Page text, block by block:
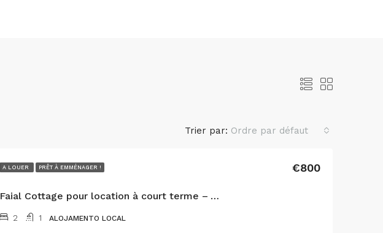
Trier par: Ordre par défaut
A LOUER PRÊT À EMMÉNAGER !
Faial Cottage pour location à court terme – Votre maison paisible sur l’île de Faial, Açores
€800
2 1 ALOJAMENTO LOCAL